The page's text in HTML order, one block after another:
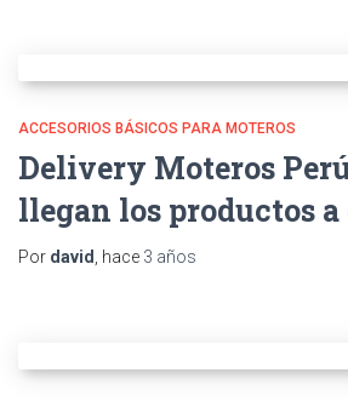
ACCESORIOS BÁSICOS PARA MOTEROS
Delivery Moteros
llegan los productos a
Por david , hace 3 años